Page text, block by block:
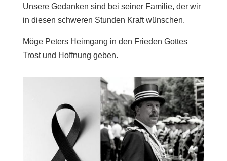
Unsere Gedanken sind bei seiner Familie, der wir
in diesen schweren Stunden Kraft wünschen.
Möge Peters Heimgang in den Frieden Gottes
Trost und Hoffnung geben.